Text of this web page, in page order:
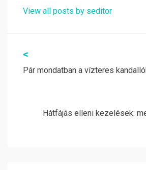
View all posts by seditor
Bejegyzés
navigáció
<
Pár mondatban a vízteres
Hátfájás elleni kezelések: